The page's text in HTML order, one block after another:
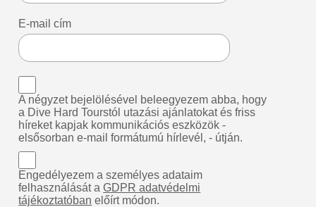
E-mail cím
A négyzet bejelölésével beleegyezem abba, hogy
a Dive Hard Tourstól utazási ajánlatokat és friss
híreket kapjak kommunikációs eszközök -
elsősorban e-mail formátumú hírlevél, - útján.
Engedélyezem a személyes adataim
felhasználását aGDPR adatvédelmi
tájékoztatóban előírt módon.